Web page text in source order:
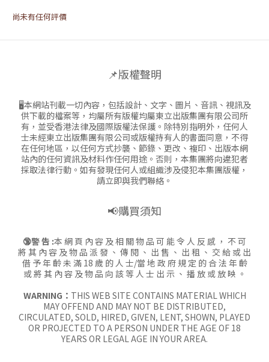
尚未有任何評價
📌版權聲明
🖥本網站刊載一切內容，包括設計、文字、圖片、音訊、視訊及
供下載的檔案等，均屬所有版權均屬東立出版集團有限公司所
有，並受香港法律及國際版權法保護。除特別指明外，任何人
士未經東立出版集團有限公司或版權持有人的書面同意，不得
在任何地區，以任何方式抄襲、節錄、更改、複印、出版本網
站內的任何資訊及材料作任何用途。否則，本集團將向違犯者
採取法律行動。如有發現任何人或組織涉及侵犯本集團版權，
請立即與我們聯絡。
📢購買須知
🔞警 告 :本 網 頁 內 容 及 相 關 物 品 可 能 令 人 反 感 ， 不 可
將 其 內 容 及 物 品 派 發 、 傳 閱 、 出 售 、 出 租 、 交 給 或 出
借 予 年 齡 未 滿 18 歲 的 人 士/當 地 政 府 規 定 的 合 法 年 齡
或 將 其 內 容 及 物 品 向 該 等 人 士 出 示 、 播 放 或 放 映 。
WARNING： THIS WEB SITE CONTAINS MATERIAL WHICH
MAY OFFEND AND MAY NOT BE DISTRIBUTED,
CIRCULATED, SOLD, HIRED, GIVEN, LENT, SHOWN, PLAYED
OR PROJECTED TO A PERSON UNDER THE AGE OF 18
YEARS OR LEGAL AGE IN YOUR AREA.